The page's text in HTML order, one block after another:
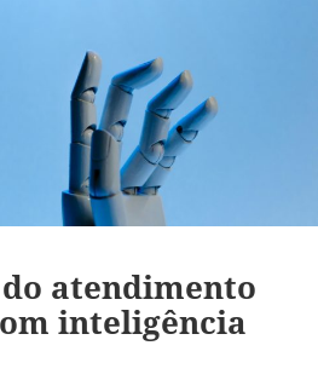
atendimento
inteligência